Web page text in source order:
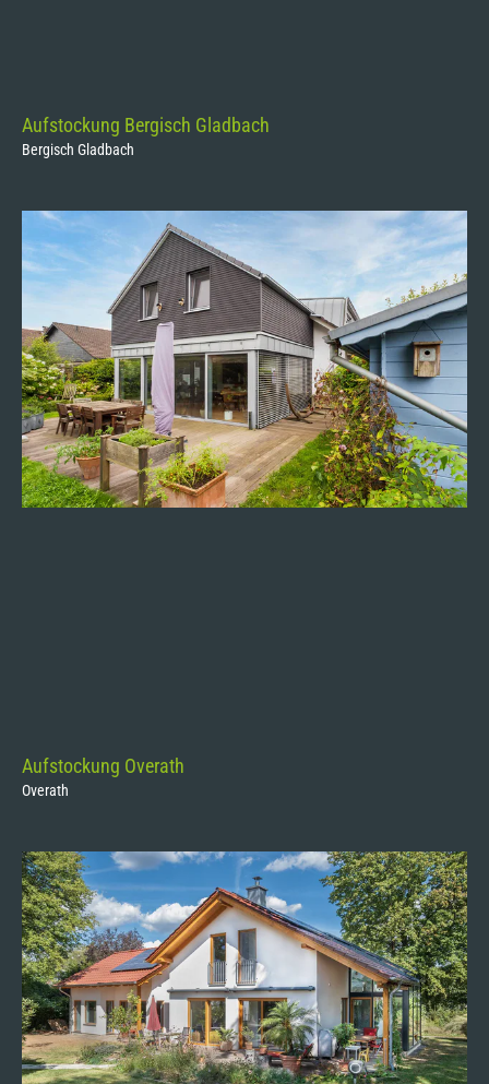
Aufstockung Bergisch Gladbach
Bergisch Gladbach
Aufstockung Overath
Overath